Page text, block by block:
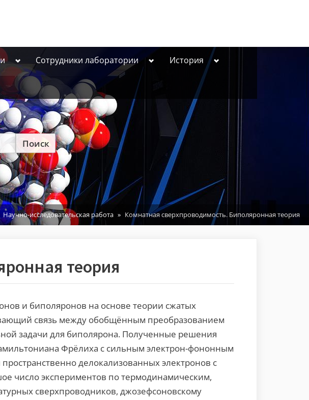
Toggle
sub-
menu
Сотрудники лаборатории ToggleИстория Toggle
Научно-исследовательская работа Комнатная сверхпроводимость. Биполяронная теория
теория
и биполяронов на основе теории сжатых
связь между обобщённым преобразованием
задачи для биполярона. Полученные решения
Фрёлиха с сильным электрон-фононным
делокализованных электронов с
число экспериментов по термодинамическим,
сверхпроводников, джозефсоновскому